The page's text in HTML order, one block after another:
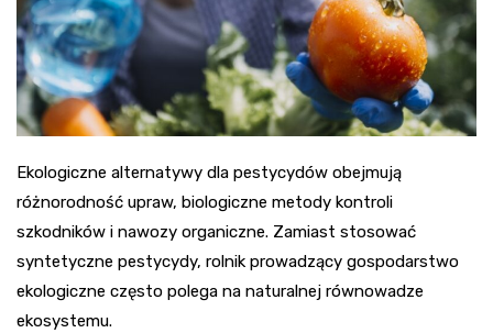
Ekologiczne alternatywy dla pestycydów obejmują
różnorodność upraw, biologiczne metody kontroli
szkodników i nawozy organiczne. Zamiast stosować
syntetyczne pestycydy, rolnik prowadzący gospodarstwo
ekologiczne często polega na naturalnej równowadze
ekosystemu.